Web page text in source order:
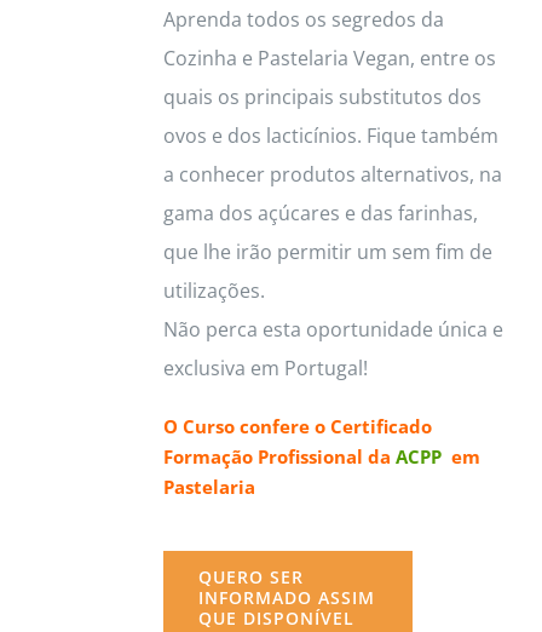
Aprenda todos os segredos da
Cozinha e Pastelaria Vegan, entre os
quais os principais substitutos dos
ovos e dos lacticínios. Fique também
a conhecer produtos alternativos, na
gama dos açúcares e das farinhas,
que lhe irão permitir um sem fim de
utilizações.
Não perca esta oportunidade única e
exclusiva em Portugal!
O Curso confere o Certificado
Formação Profissional da ACPPem
Pastelaria
QUERO SER
INFORMADO ASSIM
QUE DISPONÍVEL